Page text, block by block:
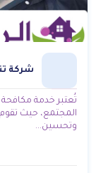
شركة
تُعتبر خدمة مكافحة
المجتمع، حيث
وتحسين...